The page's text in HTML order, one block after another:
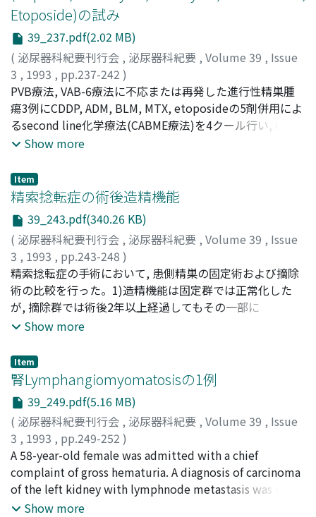
Etoposide)の試み
39_237.pdf(2.02 MB)
( 泌尿器科紀要刊行会 , 泌尿器科紀要 , Volume 39 , Issue
3 , 1993 , pp.237-242 )
池田, 伊知郎;執印, 太郎;矢尾, 正裕;窪田, 吉信;穂坂, 正彦
Ikeda, Ichiro; Shuin, Taro ;Yao, Masahiro;Kubota,
Yoshinobu;Hosaka, Masahiko
PVB療法, VAB-6療法に不応または再発した進行性精巣腫
瘍3例にCDDP, ADM, BLM, MTX, etoposideの5剤併用によ
るsecond line化学療法(CABME療法)を4クール行い, CR 1
例, PR 1例の結果をえた。CABME療法は, 高度の骨髄抑制
くく肝転移には効果を認めた
Show more
Item
精索捻転症の術後造精機能
39_243.pdf(340.26 KB)
( 泌尿器科紀要刊行会 , 泌尿器科紀要 , Volume 39 , Issue
3 , 1993 , pp.243-248 )
市川, 智彦;北川, 憲一;始関, 吉生;角谷, 秀典;島崎, 淳;
Ichikawa, Tomohiko;Kitagawa, Norikazu;Shiseki,
Yoshio;Sumiya, Hidenori;Shimazaki, Jun
精索捻転症の手術において, 患側精巣の固定術および摘除
術の比較を行った。1)造精機能は固定群では正常化した
が, 摘除群では術後2年以上経過してもその一部に
20×106/ml未満の乏精子症および無精子症を認めた。
が, 摘除群ではこのような傾向はみられず一部は高値のま
まであった。3)発症後早期の患側精巣固定術が造精機能の
回復にとって重要であると思われた4)摘除群においても,
手術時思春期前であれば術後造精機能の障害は少ないと思
われた
Show more
Item
腎Lymphangiomyomatosisの1例
39_249.pdf(5.16 MB)
( 泌尿器科紀要刊行会 , 泌尿器科紀要 , Volume 39 , Issue
3 , 1993 , pp.249-252 )
三枝, 道尚;桜本, 耕司;橋本, 英昭;宇埜, 智;荒巻, 謙二
仙, 泰一郎;Saegusa, Michihisa; Sakuramoto, Koushi;
Hashimoto, Hideaki;Uno, Satoru; Aramaki, Kenji;
Johsen, Taiichiro
A 58-year-old female was admitted with a chief
complaint of gross hematuria. A diagnosis of carcinoma
of the left kidney with lymphnode metastasis was made
on the basis of computerized tomography and
Show more